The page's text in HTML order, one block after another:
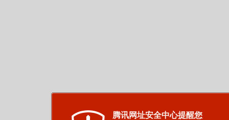
腾讯网址安全中心提醒您